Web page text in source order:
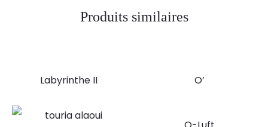
Produits similaires
Labyrinthe II O’